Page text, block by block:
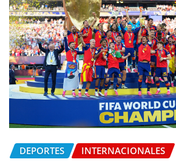
DEPORTES INTERNACIONALES